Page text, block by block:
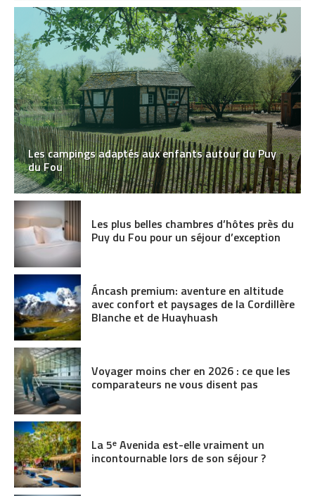
Les campings adaptés aux enfants autour du Puy
du Fou
Les plus belles chambres d’hôtes près du
Puy du Fou pour un séjour d’exception
Áncash premium: aventure en altitude
avec confort et paysages de la Cordillère
Blanche et de Huayhuash
Voyager moins cher en 2026 : ce que les
comparateurs ne vous disent pas
La 5ᵉ Avenida est-elle vraiment un
incontournable lors de son séjour ?